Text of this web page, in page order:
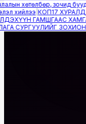
хөтөлбөр, зочид
хийлээ|КОП17 ХУРАЛД
ГАМШГААС
СУРГУУЛИЙГ ЗОХИОН